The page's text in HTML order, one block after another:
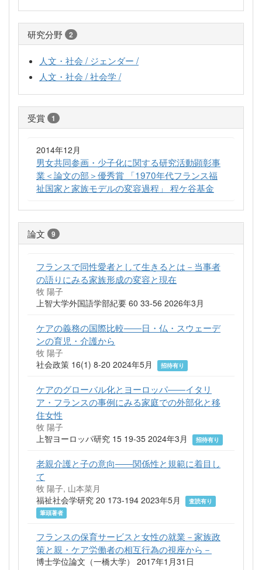
研究分野 2
人文・社会 / ジェンダー /
人文・社会 / 社会学 /
受賞 1
2014年12月
男女共同参画・少子化に関する研究活動顕彰事
業＜論文の部＞優秀賞 「1970年代フランス福
祉国家と家族モデルの変容過程」 程ケ谷基金
論文 9
フランスで同性愛者として生きるとは－当事者
の語りにみる家族形成の変容と現在
牧 陽子
上智大学外国語学部紀要 60 33-56 2026年3月
ケアの義務の国際比較――日・仏・スウェーデ
ンの育児・介護から
牧 陽子
社会政策 16(1) 8-20 2024年5月
招待有り
ケアのグローバル化とヨーロッパ――イタリ
ア・フランスの事例にみる家庭での外部化と移
住女性
牧 陽子
上智ヨーロッパ研究 15 19-35 2024年3月
招待有り
老親介護と子の意向――関係性と規範に着目し
て
牧 陽子, 山本菜月
福祉社会学研究 20 173-194 2023年5月
査読有り
筆頭著者
フランスの保育サービスと女性の就業－家族政
策と親・ケア労働者の相互行為の視座から－
博士学位論文（一橋大学） 2017年1月31日